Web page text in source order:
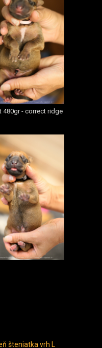
480gr - correct ridge
šteniatka vrh L